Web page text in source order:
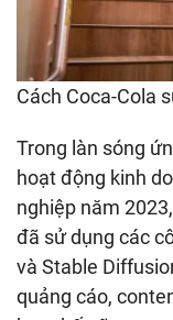
Cách Coca-Cola
Trong làn sóng
hoạt động kinh
nghiệp năm
đã sử dụng các
và Stable
quảng cáo,